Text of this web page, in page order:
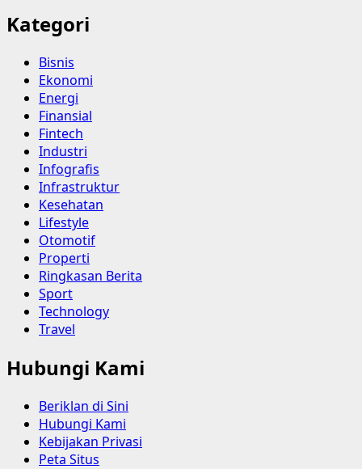
Kategori
Bisnis
Ekonomi
Energi
Finansial
Fintech
Industri
Infografis
Infrastruktur
Kesehatan
Lifestyle
Otomotif
Properti
Ringkasan Berita
Sport
Technology
Travel
Hubungi Kami
Beriklan di Sini
Hubungi Kami
Kebijakan Privasi
Peta Situs